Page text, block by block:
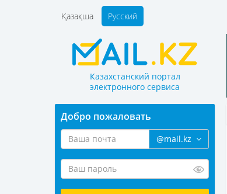
Қазақша Русский
Казахстанский портал
электронного сервиса
Добро пожаловать
@mail.kz